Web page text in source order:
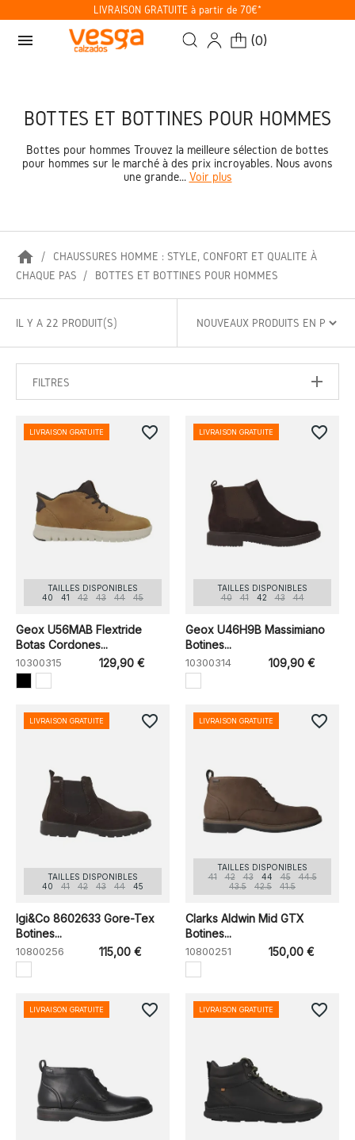
LIVRAISON GRATUITE à partir de 70€*
menu (0)
BOTTES ET BOTTINES POUR HOMMES
Bottes pour hommes Trouvez la meilleure sélection de bottes
pour hommes sur le marché à des prix incroyables. Nous avons
une grande... Voir plus
home
CHAUSSURES HOMME : STYLE, CONFORT ET QUALITÉ À
CHAQUE PAS
BOTTES ET BOTTINES POUR HOMMES
IL Y A 22 PRODUIT(S)
FILTRES
TAILLES DISPONIBLES
40
41 42 43 44 45
Geox U56MAB Flextride
Botas Cordones...
10300315 129,90 €
LIVRAISON GRATUITE favorite_border
TAILLES DISPONIBLES
40
41 42 43 44
Geox U46H9B Massimiano
Botines...
10300314 109,90 €
LIVRAISON GRATUITE favorite_border
TAILLES DISPONIBLES
40
41 42 43 44 45
Igi&Co 8602633 Gore-Tex
Botines...
10800256 115,00 €
LIVRAISON GRATUITE favorite_border
TAILLES DISPONIBLES
41
42 43 44 45
44.5
43.5
42.5 41.5
Clarks Aldwin Mid GTX
Botines...
10800251 150,00 €
LIVRAISON GRATUITE favorite_border
LIVRAISON GRATUITE favorite_border LIVRAISON GRATUITE favorite_border